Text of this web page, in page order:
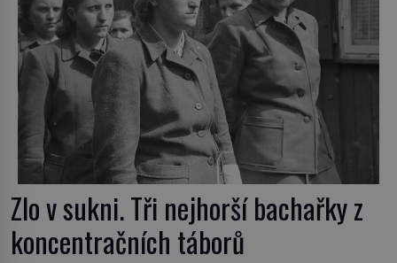
Zlo v sukni. Tři nejhorší bachařky z
koncentračních táborů